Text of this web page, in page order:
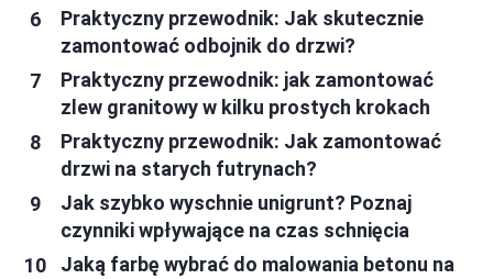
Praktyczny przewodnik: Jak skutecznie
zamontować odbojnik do drzwi?
Praktyczny przewodnik: jak zamontować
zlew granitowy w kilku prostych krokach
Praktyczny przewodnik: Jak zamontować
drzwi na starych futrynach?
Jak szybko wyschnie unigrunt? Poznaj
czynniki wpływające na czas schnięcia
Jaką farbę wybrać do malowania betonu na